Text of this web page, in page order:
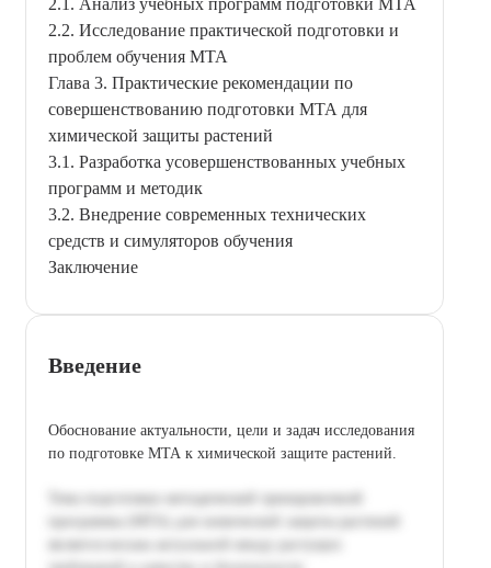
2.2. Исследование практической подготовки и
проблем обучения МТА
Глава 3. Практические рекомендации по
совершенствованию подготовки МТА для
химической защиты растений
3.1. Разработка усовершенствованных учебных
программ и методик
3.2. Внедрение современных технических
средств и симуляторов обучения
Заключение
Введение
Обоснование актуальности, цели и задач исследования
по подготовке МТА к химической защите растений.